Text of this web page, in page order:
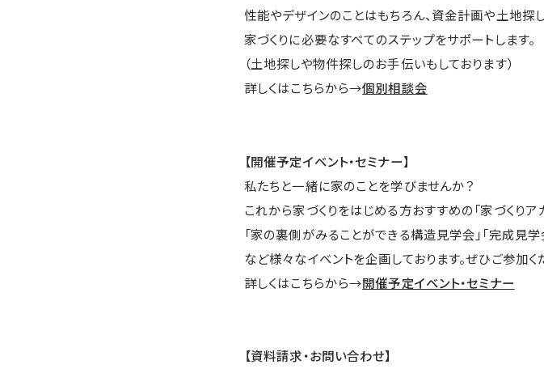
性能やデザインのことはもちろん、資金計画や土地探し
家づくりに必要なすべてのステップをサポートします。
（土地探しや物件探しのお手伝いもしております）
詳しくはこちらから→個別相談会
【開催予定イベント・セミナー】
私たちと一緒に家のことを学びませんか？
これから家づくりをはじめる方おすすめの「家づくりア
「家の裏側がみることができる構造見学会」「完成見学
など様々なイベントを企画しております。ぜひご参加く
詳しくはこちらから→開催予定イベント・セミナー
【資料請求・お問い合わせ】